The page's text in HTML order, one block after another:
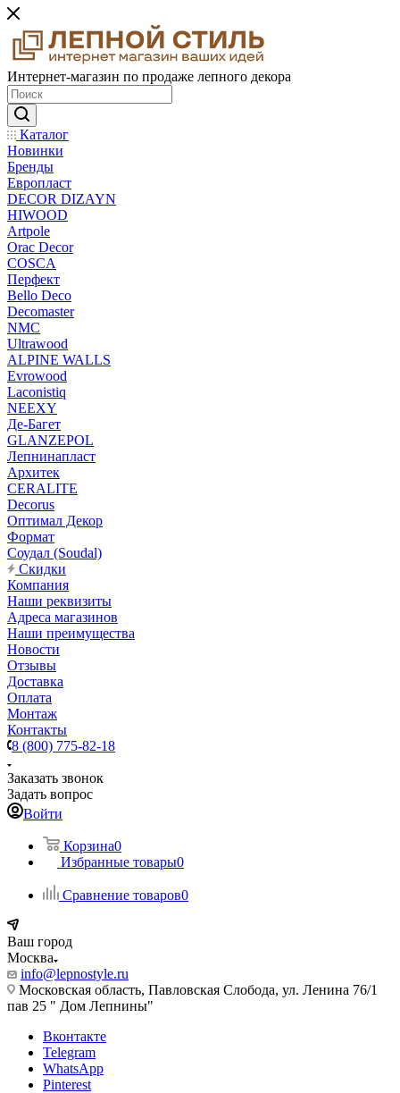
Интернет-магазин по продаже лепного декора
Каталог
Новинки
Бренды
Европласт
DECOR DIZAYN
HIWOOD
Artpole
Orac Decor
COSCA
Перфект
Bello Deco
Decomaster
NMС
Ultrawood
ALPINE WALLS
Evrowood
Laconistiq
NEEXY
Де-Багет
GLANZEPOL
Лепнинапласт
Архитек
CERALITE
Decorus
Оптимал Декор
Формат
Соудал (Soudal)
Скидки
Компания
Наши реквизиты
Адреса магазинов
Наши преимущества
Новости
Отзывы
Доставка
Оплата
Монтаж
Контакты
8 (800) 775-82-18
Заказать звонок
Задать вопрос
Войти
Корзина0
Избранные товары0
Сравнение товаров0
Ваш город
Москва
info@lepnostyle.ru
Московская область, Павловская Слобода, ул. Ленина 76/1
пав 25 " Дом Лепнины"
Вконтакте
Telegram
WhatsApp
Pinterest